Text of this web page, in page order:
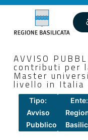
AVVISO
contributi per
Master
livello in Italia
Tipo:
Avviso
Pubblico
Ente: